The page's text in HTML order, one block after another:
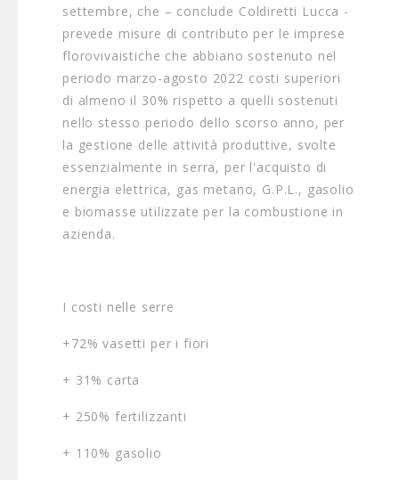
settembre, che – conclude Coldiretti Lucca -
prevede misure di contributo per le imprese
florovivaistiche che abbiano sostenuto nel
periodo marzo-agosto 2022 costi superiori
di almeno il 30% rispetto a quelli sostenuti
nello stesso periodo dello scorso anno, per
la gestione delle attività produttive, svolte
essenzialmente in serra, per l'acquisto di
energia elettrica, gas metano, G.P.L., gasolio
e biomasse utilizzate per la combustione in
azienda.
I costi nelle serre
+72% vasetti per i fiori
+ 31% carta
+ 250% fertilizzanti
+ 110% gasolio